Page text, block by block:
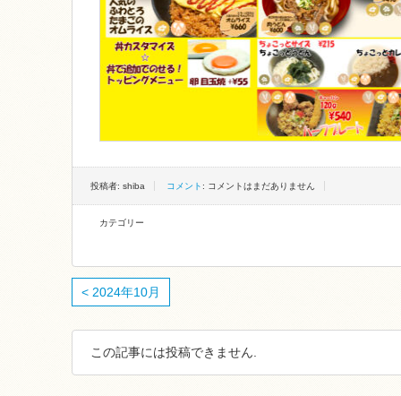
投稿者: shiba コメント : コメントはまだありません
カテゴリー
< 2024年10月
この記事には投稿できません.